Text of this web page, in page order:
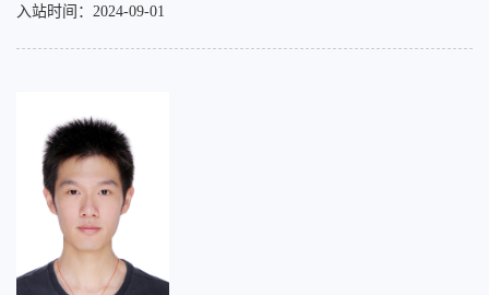
入站时间：2024-09-01